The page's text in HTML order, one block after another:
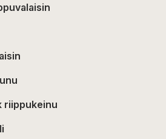
riippukeinu